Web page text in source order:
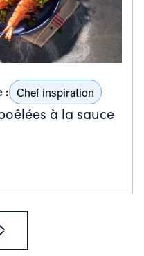
: Chef inspiration
à la sauce